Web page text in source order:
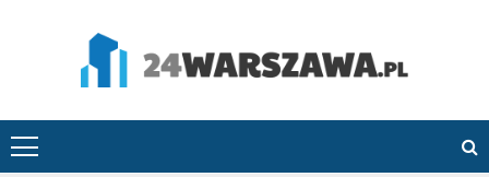
24Warszawa.pl